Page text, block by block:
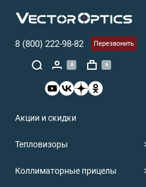
8 (800) 222-98-82 Перезвонить
0 0
Акции и скидки
Тепловизоры
Коллиматорные прицелы